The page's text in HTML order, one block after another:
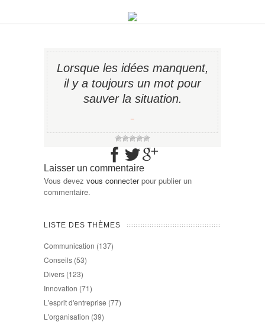
Lorsque les idées manquent,
il y a toujours un mot pour
sauver la situation.
−
Laisser un commentaire
Vous devez vous connecterpour publier un
commentaire.
LISTE DES THÈMES
Communication (137)
Conseils (53)
Divers (123)
Innovation (71)
L'esprit d'entreprise (77)
L'organisation (39)